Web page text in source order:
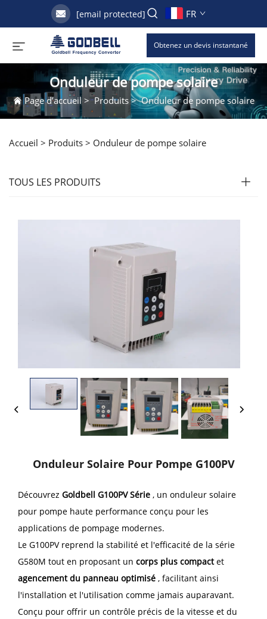
[email protected] FR
Obtenez un devis instantané
Onduleur de pompe solaire
Page d’accueil>Produits>Onduleur de pompe solaire
Accueil > Produits > Onduleur de pompe solaire
TOUS LES PRODUITS
Onduleur Solaire Pour Pompe G100PV
Découvrez Goldbell G100PVSérie , un onduleur solaire
pour pompe haute performance conçu pour les
applications de pompage modernes.
Le G100PV reprend la stabilité et l'efficacité de la série
G580M tout en proposant un corps plus compactet
agencement du panneau optimisé , facilitant ainsi
l'installation et l'utilisation comme jamais auparavant.
Conçu pour offrir un contrôle précis de la vitesse et du